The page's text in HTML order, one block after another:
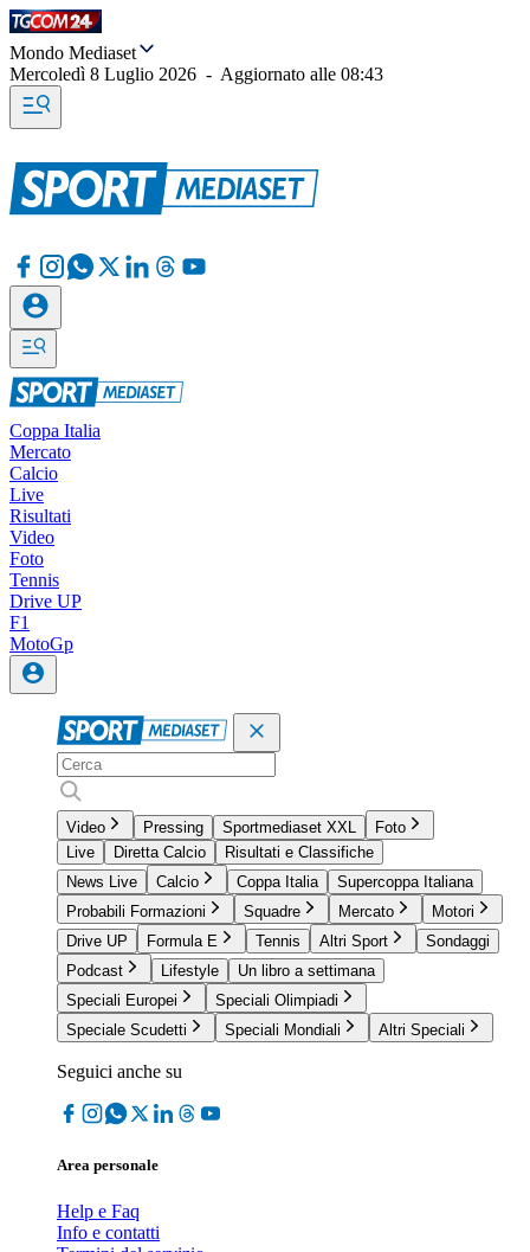
Mondo Mediaset
Mercoledì 8 Luglio 2026 - Aggiornato alle 08:43
Coppa Italia
Mercato
Calcio
Live
Risultati
Video
Foto
Tennis
Drive UP
F1
MotoGp
Video Pressing Sportmediaset XXL
Foto
Live
Diretta Calcio
Risultati e Classifiche
News Live
Calcio Coppa Italia
Supercoppa Italiana
Probabili Formazioni
Squadre Mercato
Motori
Drive UP
Formula E Tennis Altri Sport
Sondaggi
Podcast
Lifestyle
Un libro a settimana
Speciali Europei
Speciali Olimpiadi
Speciale Scudetti
Speciali Mondiali Altri Speciali
Seguici anche su
Area personale
Help e Faq
Info e contatti